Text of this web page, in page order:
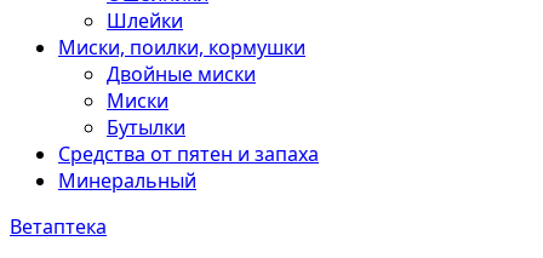
Шлейки
Миски, поилки, кормушки
Двойные миски
Миски
Бутылки
Средства от пятен и запаха
Минеральный
Ветаптека